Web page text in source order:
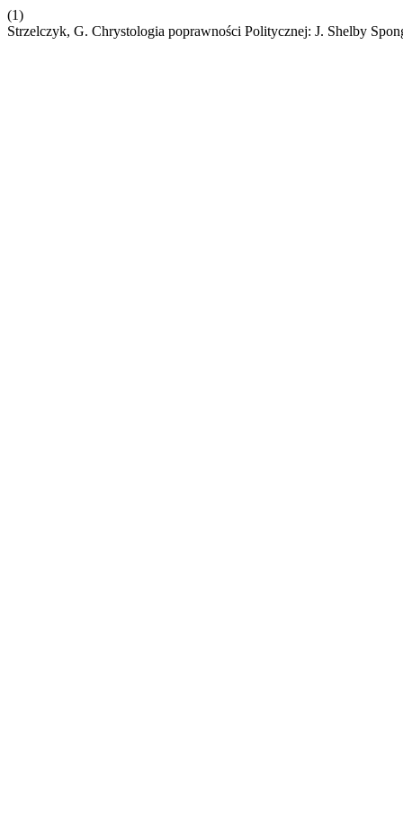
(1)
Strzelczyk, G. Chrystologia poprawności Politycznej: J. Shelby